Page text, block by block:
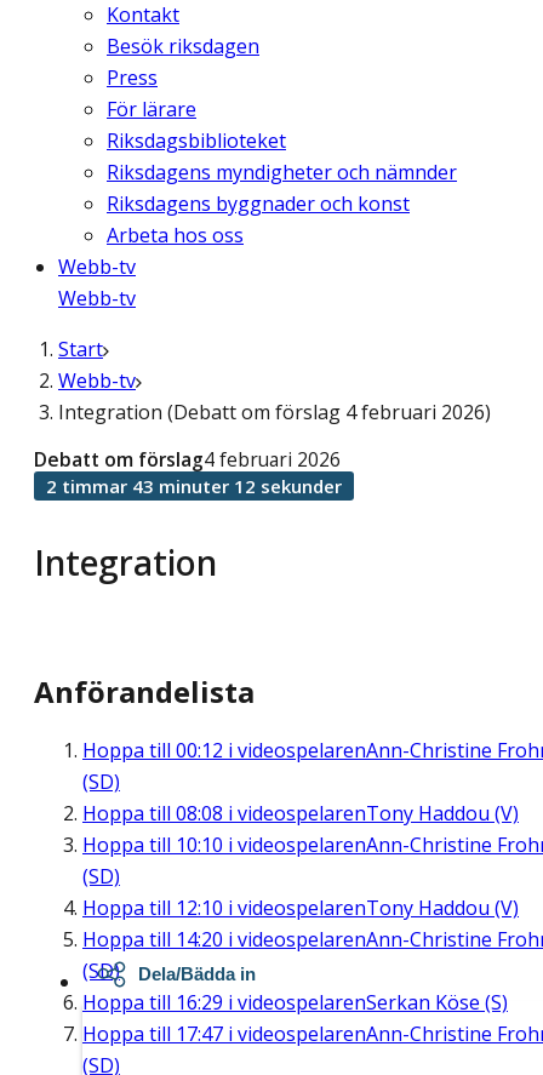
Kontakt
Besök riksdagen
Press
För lärare
Riksdagsbiblioteket
Riksdagens myndigheter och nämnder
Riksdagens byggnader och konst
Arbeta hos oss
Webb-tv
Webb-tv
Start
Webb-tv
Integration (Debatt om förslag 4 februari 2026)
Integration
Debatt om förslag4 februari 2026
2 timmar 43 minuter 12 sekunder
Anförandelista
Hoppa till 00:12 i videospelarenAnn-Christine
(SD)
Hoppa till 08:08 i videospelarenTony Haddou (V)
Hoppa till 10:10 i videospelarenAnn-Christine
(SD)
Hoppa till 12:10 i videospelarenTony Haddou (V)
Hoppa till 14:20 i videospelarenAnn-Christine
(SD)
Hoppa till 16:29 i videospelarenSerkan Köse (S)
Hoppa till 17:47 i videospelarenAnn-Christine
(SD)
Dela/Bädda in